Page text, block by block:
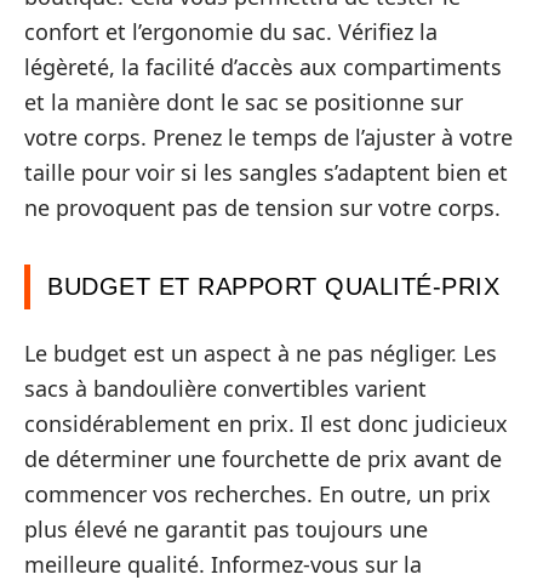
confort et l’ergonomie du sac. Vérifiez la
légèreté, la facilité d’accès aux compartiments
et la manière dont le sac se positionne sur
votre corps. Prenez le temps de l’ajuster à votre
taille pour voir si les sangles s’adaptent bien et
ne provoquent pas de tension sur votre corps.
BUDGET ET RAPPORT QUALITÉ-PRIX
Le budget est un aspect à ne pas négliger. Les
sacs à bandoulière convertibles varient
considérablement en prix. Il est donc judicieux
de déterminer une fourchette de prix avant de
commencer vos recherches. En outre, un prix
plus élevé ne garantit pas toujours une
meilleure qualité. Informez-vous sur la